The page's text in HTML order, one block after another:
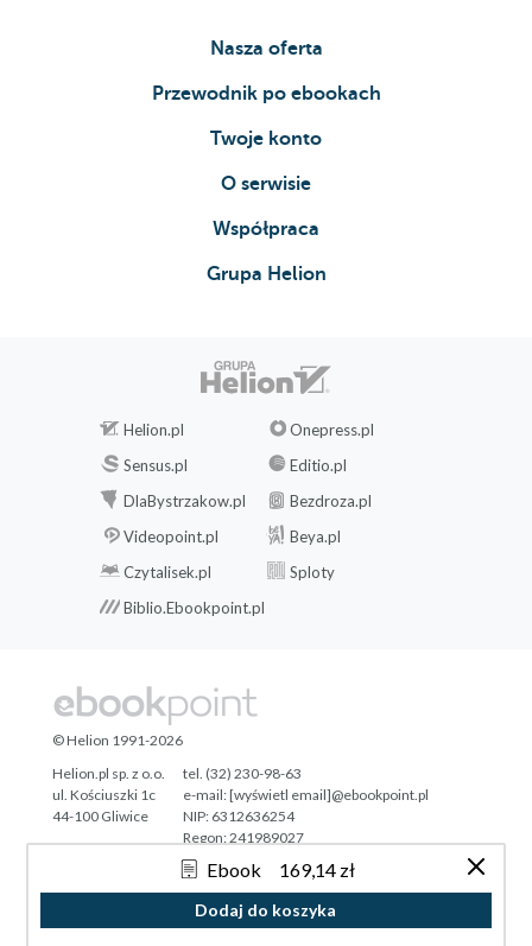
Selectors
3. Variables and Simple Types
Variable Declaration
Initialization
Computed Variables
Lazy Initialization
Lazy Initialization
Built-In Simple Types
types
Arithmetic
operations
Comparison
Ebook 169,14 zł
Dodaj do koszyka
Nasza oferta
Przewodnik po ebookach
Twoje konto
O serwisie
Współpraca
Grupa Helion
Helion.pl
Onepress.pl
Sensus.pl
Editio.pl
DlaBystrzakow.pl
Bezdroza.pl
Videopoint.pl
Beya.pl
Czytalisek.pl
Sploty
Biblio.Ebookpoint.pl
Tonik.pl
© Helion 1991-2026
Helion.pl sp. z o.o.
ul. Kościuszki 1c
44-100 Gliwice
tel. (32) 230-98-63
e-mail:[wyświetl email]@ebookpoint.pl
NIP: 6312636254
Regon: 241989027